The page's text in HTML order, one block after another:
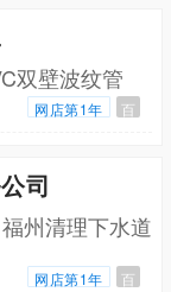
双壁波纹管
网店第1年 百
司
州清理下水道
网店第1年 百